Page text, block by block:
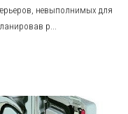
невыполнимых для
р...